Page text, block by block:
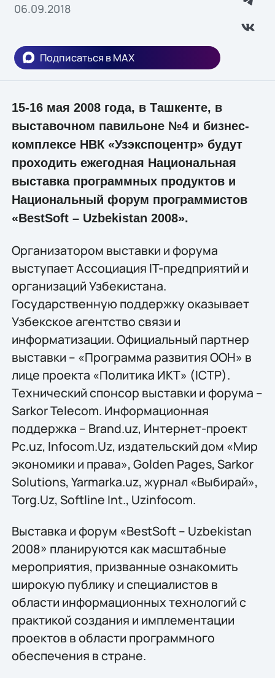
06.09.2018
Подписаться в MAX
15-16 мая 2008 года, в Ташкенте, в
выставочном павильоне №4 и бизнес-
комплексе НВК «Узэкспоцентр» будут
проходить ежегодная Национальная
выставка программных продуктов и
Национальный форум программистов
«BestSoft – Uzbekistan 2008».
Организатором выставки и форума
выступает Ассоциация IT-предприятий и
организаций Узбекистана.
Государственную поддержку оказывает
Узбекское агентство связи и
информатизации. Официальный партнер
выставки – «Программа развития ООН» в
лице проекта «Политика ИКТ» (ICTP).
Технический спонсор выставки и форума –
Sarkor Telecom. Информационная
поддержка – Brand.uz, Интернет-проект
Pc.uz, Infocom.Uz, издательский дом «Мир
экономики и права», Golden Pages, Sarkor
Solutions, Yarmarka.uz, журнал «Выбирай»,
Torg.Uz, Softline Int., Uzinfocom.
Выставка и форум «BestSoft – Uzbekistan
2008» планируются как масштабные
мероприятия, призванные ознакомить
широкую публику и специалистов в
области информационных технологий с
практикой создания и имплементации
проектов в области программного
обеспечения в стране.